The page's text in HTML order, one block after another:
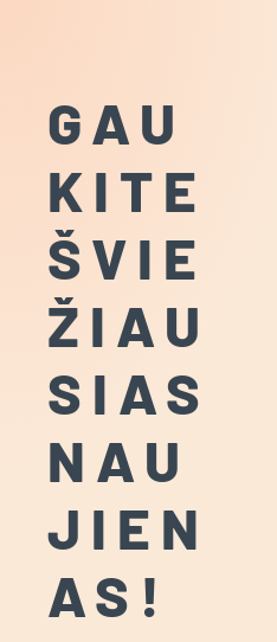
GAU
KITE
ŠVIE
ŽIAU
SIAS
NAU
JIEN
AS!